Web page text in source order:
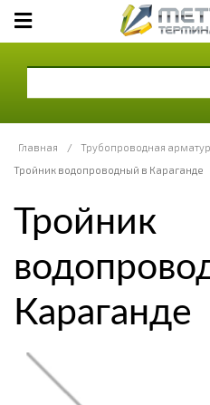
Главная / Трубопроводная
Тройник водопроводный в Караганде
Тройник
Караганде